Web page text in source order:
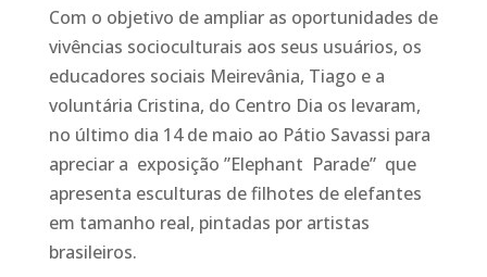
Com o objetivo de ampliar as oportunidades de
vivências socioculturais aos seus usuários, os
educadores sociais Meirevânia, Tiago e a
voluntária Cristina, do Centro Dia os levaram,
no último dia 14 de maio ao Pátio Savassi para
apreciar a exposição ”Elephant Parade” que
apresenta esculturas de filhotes de elefantes
em tamanho real, pintadas por artistas
brasileiros.